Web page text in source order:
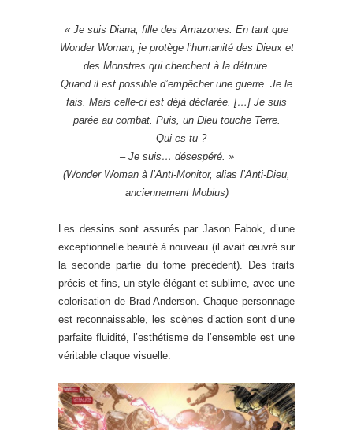
« Je suis Diana, fille des Amazones. En tant que
Wonder Woman, je protège l’humanité des Dieux et
des Monstres qui cherchent à la détruire.
Quand il est possible d’empêcher une guerre. Je le
fais. Mais celle-ci est déjà déclarée. […] Je suis
parée au combat. Puis, un Dieu touche Terre.
– Qui es tu ?
– Je suis… désespéré. »
(Wonder Woman à l’Anti-Monitor, alias l’Anti-Dieu,
anciennement Mobius)
Les dessins sont assurés par Jason Fabok, d’une
exceptionnelle beauté à nouveau (il avait œuvré sur
la seconde partie du tome précédent). Des traits
précis et fins, un style élégant et sublime, avec une
colorisation de Brad Anderson. Chaque personnage
est reconnaissable, les scènes d’action sont d’une
parfaite fluidité, l’esthétisme de l’ensemble est une
véritable claque visuelle.